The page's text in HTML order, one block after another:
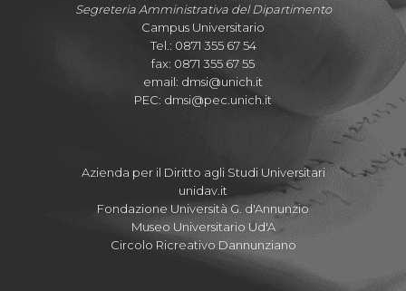
Segreteria Amministrativa del Dipartimento
Campus Universitario
Tel.: 0871 355 67 54
fax: 0871 355 67 55
email: dmsi@unich.it
PEC: dmsi@pec.unich.it
Azienda per il Diritto agli Studi Universitari
unidav.it
Fondazione Università G. d'Annunzio
Museo Universitario Ud'A
Circolo Ricreativo Dannunziano